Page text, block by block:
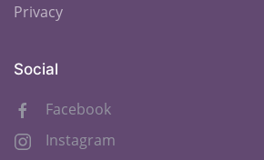
Privacy
Social
Facebook
Instagram